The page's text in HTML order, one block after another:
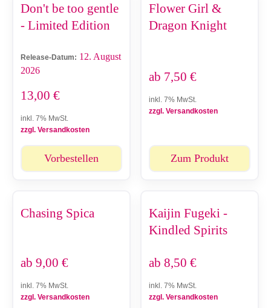
Don't be too gentle
- Limited Edition
Release-Datum: 12. August
2026
13,00 €
inkl. 7% MwSt.
zzgl. Versandkosten
Vorbestellen
Flower Girl &
Dragon Knight
ab 7,50 €
inkl. 7% MwSt.
zzgl. Versandkosten
Zum Produkt
Chasing Spica
ab 9,00 €
inkl. 7% MwSt.
zzgl. Versandkosten
Kaijin Fugeki -
Kindled Spirits
ab 8,50 €
inkl. 7% MwSt.
zzgl. Versandkosten